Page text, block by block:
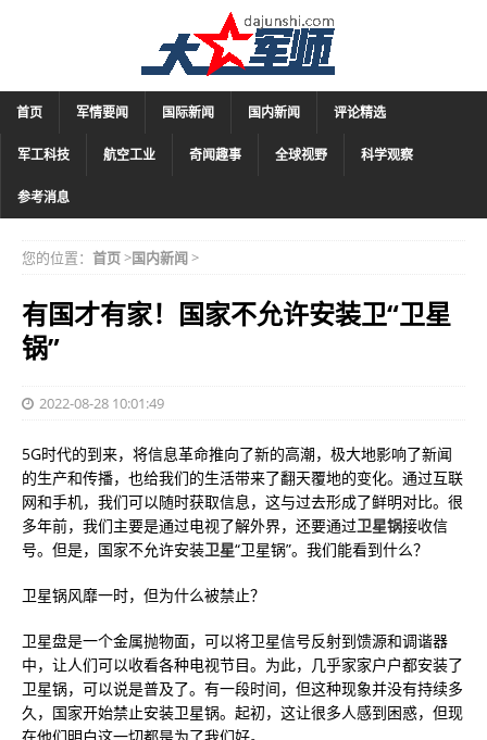
首页 军情要闻 国际新闻 国内新闻 评论精选
军工科技 航空工业 奇闻趣事 全球视野 科学观察
参考消息
您的位置： 首页>国内新闻>
有国才有家！国家不允许安装卫“卫星
锅”
2022-08-28 10:01:49
5G时代的到来，将信息革命推向了新的高潮，极大地影响了新闻
的生产和传播，也给我们的生活带来了翻天覆地的变化。通过互联
网和手机，我们可以随时获取信息，这与过去形成了鲜明对比。很
多年前，我们主要是通过电视了解外界，还要通过卫星锅接收信
号。但是，国家不允许安装卫星“卫星锅”。我们能看到什么？
卫星锅风靡一时，但为什么被禁止？
卫星盘是一个金属抛物面，可以将卫星信号反射到馈源和调谐器
中，让人们可以收看各种电视节目。为此，几乎家家户户都安装了
卫星锅，可以说是普及了。有一段时间，但这种现象并没有持续多
久，国家开始禁止安装卫星锅。起初，这让很多人感到困惑，但现